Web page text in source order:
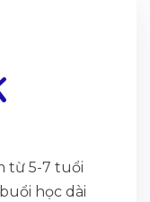
từ 5-7 tuổi
học dài